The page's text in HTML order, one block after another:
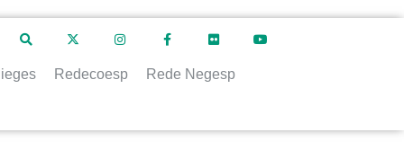
Redecoesp Rede Negesp